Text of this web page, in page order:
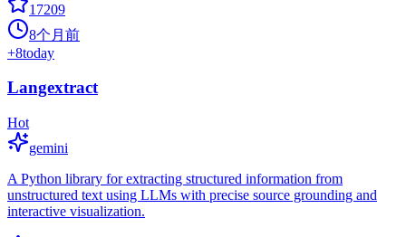
17209
8个月前
+8today
Langextract
Hot
gemini
A Python library for extracting structured information from
unstructured text using LLMs with precise source grounding and
interactive visualization.